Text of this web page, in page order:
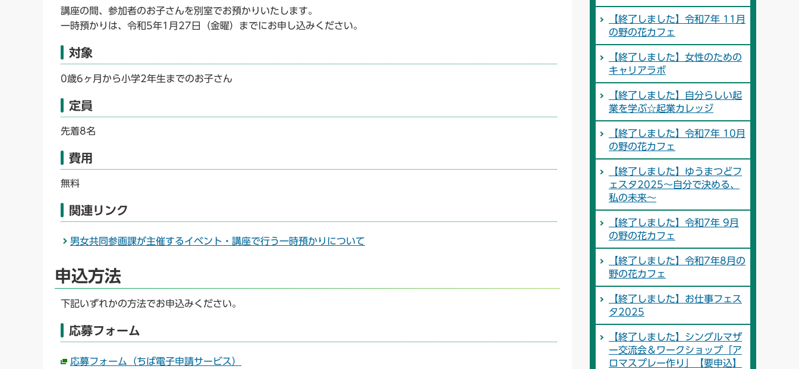
講座の間、参加者のお子さんを別室でお預かりいたします。
一時預かりは、令和5年1月27日（金曜）までにお申し込みください。
対象
0歳6ヶ月から小学2年生までのお子さん
定員
先着8名
費用
無料
関連リンク
男女共同参画課が主催するイベント・講座で行う一時預かりについて
申込方法
下記いずれかの方法でお申込みください。
応募フォーム
応募フォーム（ちば電子申請サービス）
【終了しました】令和7年 11月
の野の花カフェ
【終了しました】女性のための
キャリアラボ
【終了しました】自分らしい起
業を学ぶ☆起業カレッジ
【終了しました】令和7年 10月
の野の花カフェ
【終了しました】ゆうまつどフ
ェスタ2025～自分で決める、
私の未来～
【終了しました】令和7年 9月
の野の花カフェ
【終了しました】令和7年8月の
野の花カフェ
【終了しました】お仕事フェス
タ2025
【終了しました】シングルマザ
ー交流会＆ワークショップ「ア
ロマスプレー作り」【要申込】